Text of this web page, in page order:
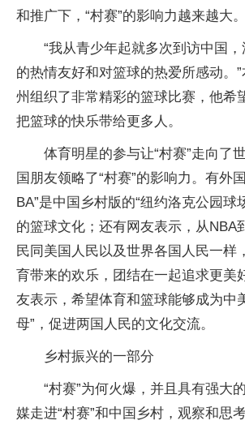
和推广下，“村赛”的影响力越来越大。
“我从青少年起就多次到访中国
的热情友好和对篮球的热爱所感动。
州组织了非常精彩的篮球比赛，他希
把篮球的快乐带给更多人。
体育明星的参与让“村赛”走向了
国朋友领略了“村赛”的影响力。有外
BA”是中国乡村版的“纽约洛克公园球
的篮球文化；还有网友表示，从NBA
民同美国人民以及世界各国人民一样
育带来的欢乐，团结在一起追求更美
友表示，希望体育和篮球能够成为中
母”，促进两国人民的文化交流。
乡村振兴的一部分
“村赛”为何火爆，并且具有强大
媒走进“村赛”和中国乡村，观察和思